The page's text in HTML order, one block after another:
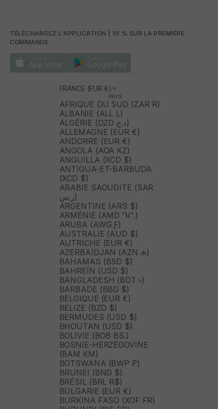
TÉLÉCHARGEZ L'APPLICATION | 10 % SUR LA PREMIÈRE
COMMANDE
FRANCE (EUR €)
PAYS
AFRIQUE DU SUD (ZAR R)
ALBANIE (ALL L)
ALGÉRIE (DZD د.ج)
ALLEMAGNE (EUR €)
ANDORRE (EUR €)
ANGOLA (AOA KZ)
ANGUILLA (XCD $)
ANTIGUA-ET-BARBUDA
(XCD $)
ARABIE SAOUDITE (SAR
ر.س)
ARGENTINE (ARS $)
ARMÉNIE (AMD ԴՐ.)
ARUBA (AWG Ƒ)
AUSTRALIE (AUD $)
AUTRICHE (EUR €)
AZERBAÏDJAN (AZN ₼)
BAHAMAS (BSD $)
BAHREÏN (USD $)
BANGLADESH (BDT ৳)
BARBADE (BBD $)
BELGIQUE (EUR €)
BELIZE (BZD $)
BERMUDES (USD $)
BHOUTAN (USD $)
BOLIVIE (BOB BS.)
BOSNIE-HERZÉGOVINE
(BAM КМ)
BOTSWANA (BWP P)
BRUNEI (BND $)
BRÉSIL (BRL R$)
BULGARIE (EUR €)
BURKINA FASO (XOF FR)